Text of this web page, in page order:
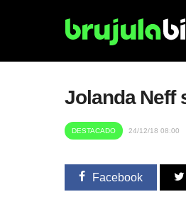
Jolanda Neff
DESTACADO 24/12/18 08:00
Facebook